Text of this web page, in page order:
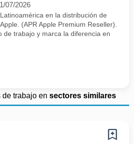
07/2026
en la distribución de
(APR Apple Premium Reseller).
de trabajo y marca la diferencia en
de trabajo en sectores similares